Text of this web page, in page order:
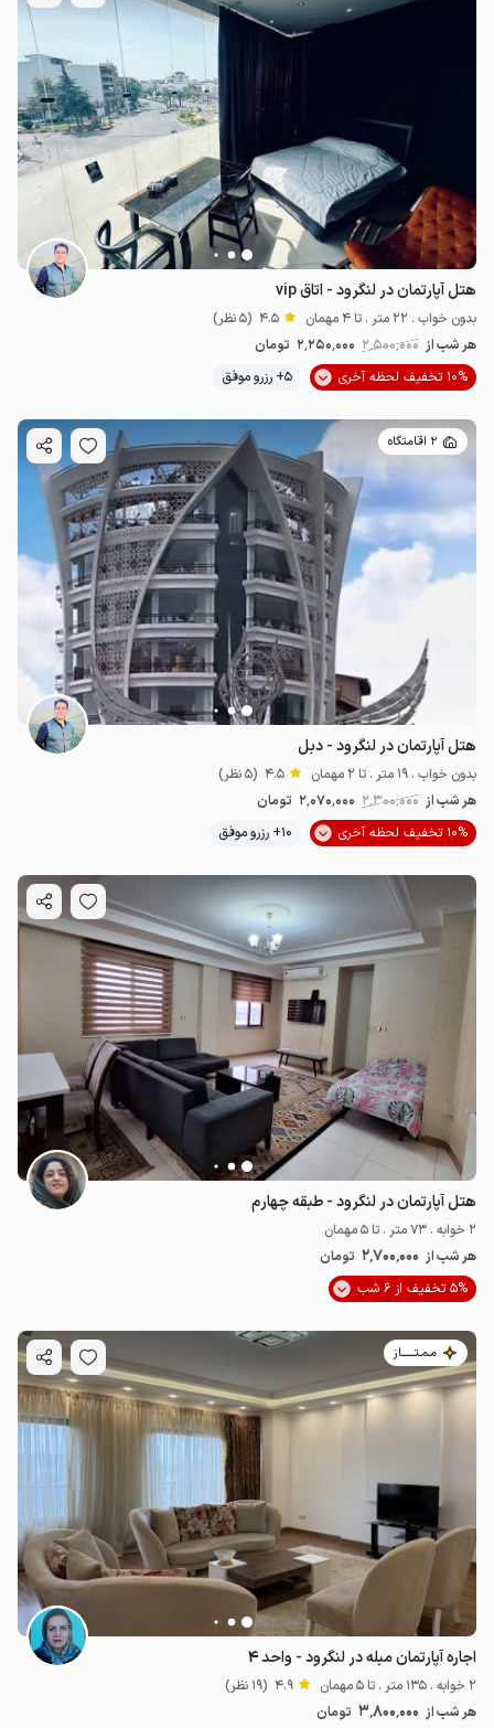
هتل آپارتمان در لنگرود - اتاق vip
بدون خواب . 22 متر . تا 4 مهمان 4.5 (5 نظر)
هر شب از 2٬500٬000 2٬250٬000 تومان
10% تخفیف لحظه آخری
5+ رزرو موفق
2 اقامتگاه
هتل آپارتمان در لنگرود - دبل
بدون خواب . 19 متر . تا 2 مهمان 4.5 (5 نظر)
هر شب از 2٬300٬000 2٬070٬000 تومان
10% تخفیف لحظه آخری
10+ رزرو موفق
هتل آپارتمان در لنگرود - طبقه چهارم
2 خوابه . 73 متر . تا 5 مهمان
هر شب از 2٬700٬000 تومان
5% تخفیف از 6 شب
مـمـتــــــاز
اجاره آپارتمان مبله در لنگرود - واحد ۴
2 خوابه . 135 متر . تا 5 مهمان 4.9 (19 نظر)
هر شب از 3٬800٬000 تومان